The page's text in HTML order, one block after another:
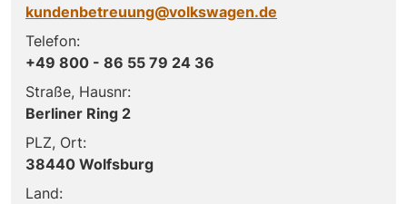
kundenbetreuung@volkswagen.de
Telefon:
+49 800 - 86 55 79 24 36
Straße, Hausnr:
Berliner Ring 2
PLZ, Ort:
38440 Wolfsburg
Land: